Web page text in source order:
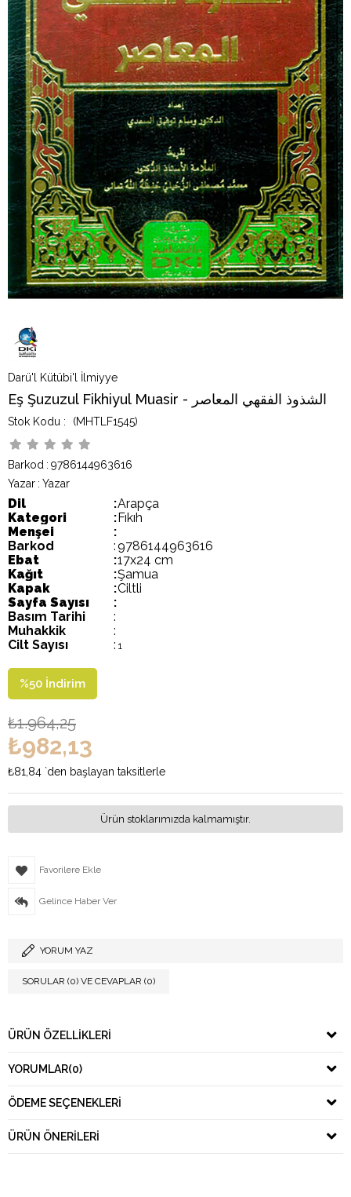
Darü'l Kütübi'l İlmiyye
Eş Şuzuzul Fikhiyul Muasir - الشذوذ الفقهي المعاصر
(MHTLF1545)
Barkod : 9786144963616
Yazar : Yazar
Dil :Arapça
Kategori
:Fıkıh
Menşei
:
Barkod
:9786144963616
Ebat
:17x24 cm
Kağıt
:Şamua
Kapak
:Ciltli
Sayfa Sayısı
:
Basım Tarihi
:
Muhakkik
:
Cilt Sayısı
: 1
%50 İndirim
₺1.964,25
₺982,13
₺81,84 `den başlayan taksitlerle
Ürün stoklarımızda kalmamıştır.
Favorilere Ekle
Gelince Haber Ver
YORUM YAZ
SORULAR (0) VE CEVAPLAR (0)
ÜRÜN ÖZELLIKLERI
YORUMLAR(0)
ÖDEME SEÇENEKLERI
ÜRÜN ÖNERILERI